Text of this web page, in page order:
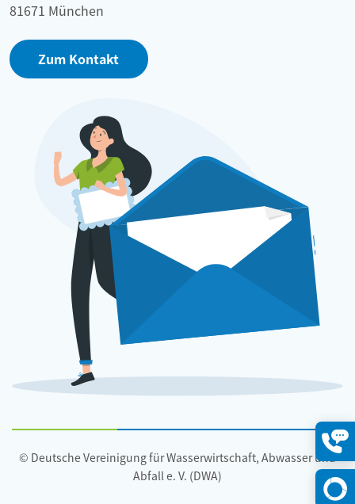
81671 München
Zum Kontakt
© Deutsche Vereinigung für Wasserwirtschaft, Abwasser und
Abfall e. V. (DWA)